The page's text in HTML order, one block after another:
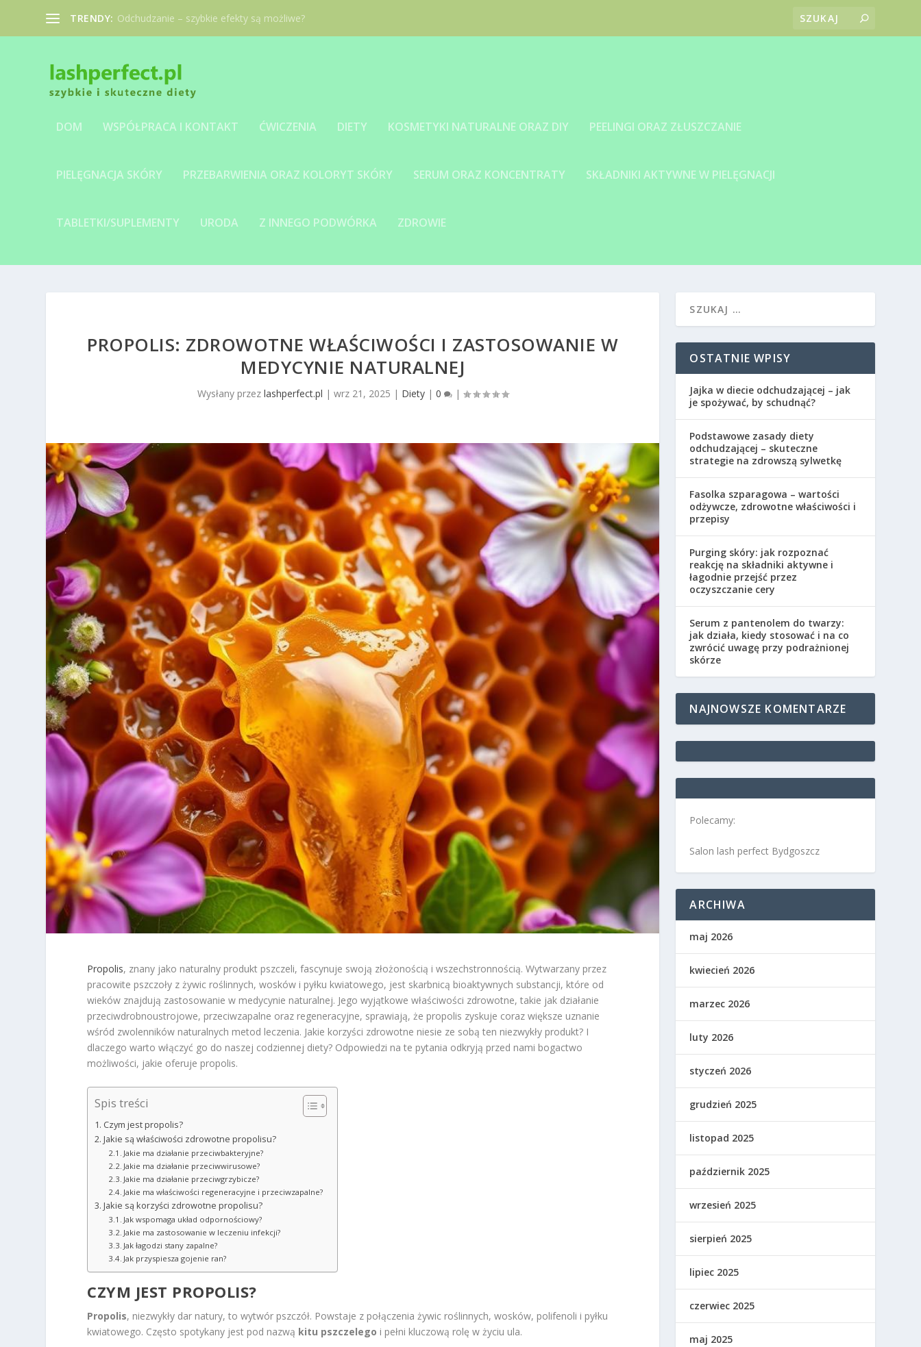
TRENDY: Odchudzanie – szybkie efekty są możliwe?
DOM WSPÓŁPRACA I KONTAKT ĆWICZENIA DIETY KOSMETYKI NATURALNE ORAZ DIY PEELINGI ORAZ ZŁUSZCZANIE
PIELĘGNACJA SKÓRY PRZEBARWIENIA ORAZ KOLORYT SKÓRY SERUM ORAZ KONCENTRATY SKŁADNIKI AKTYWNE W PIELĘGNACJI
TABLETKI/SUPLEMENTY URODA Z INNEGO PODWÓRKA ZDROWIE
PROPOLIS: ZDROWOTNE WŁAŚCIWOŚCI I ZASTOSOWANIE W
MEDYCYNIE NATURALNEJ
Wysłany przez lashperfect.pl | wrz 21, 2025 | Diety| 0 |
Propolis, znany jako naturalny produkt pszczeli, fascynuje swoją złożonością i wszechstronnością. Wytwarzany przez
pracowite pszczoły z żywic roślinnych, wosków i pyłku kwiatowego, jest skarbnicą bioaktywnych substancji, które od
wieków znajdują zastosowanie w medycynie naturalnej. Jego wyjątkowe właściwości zdrowotne, takie jak działanie
przeciwdrobnoustrojowe, przeciwzapalne oraz regeneracyjne, sprawiają, że propolis zyskuje coraz większe uznanie
wśród zwolenników naturalnych metod leczenia. Jakie korzyści zdrowotne niesie ze sobą ten niezwykły produkt? I
dlaczego warto włączyć go do naszej codziennej diety? Odpowiedzi na te pytania odkryją przed nami bogactwo
możliwości, jakie oferuje propolis.
Spis treści
Czym jest propolis?
Jakie są właściwości zdrowotne propolisu?
Jakie ma działanie przeciwbakteryjne?
Jakie ma działanie przeciwwirusowe?
Jakie ma działanie przeciwgrzybicze?
Jakie ma właściwości regeneracyjne i przeciwzapalne?
Jakie są korzyści zdrowotne propolisu?
Jak wspomaga układ odpornościowy?
Jakie ma zastosowanie w leczeniu infekcji?
Jak łagodzi stany zapalne?
Jak przyspiesza gojenie ran?
CZYM JEST PROPOLIS?
Propolis, niezwykły dar natury, to wytwór pszczół. Powstaje z połączenia żywic roślinnych, wosków, polifenoli i pyłku
kwiatowego. Często spotykany jest pod nazwą kitu pszczelego i pełni kluczową rolę w życiu ula.
OSTATNIE WPISY
Jajka w diecie odchudzającej – jak
je spożywać, by schudnąć?
Podstawowe zasady diety
odchudzającej – skuteczne
strategie na zdrowszą sylwetkę
Fasolka szparagowa – wartości
odżywcze, zdrowotne właściwości i
przepisy
Purging skóry: jak rozpoznać
reakcję na składniki aktywne i
łagodnie przejść przez
oczyszczanie cery
Serum z pantenolem do twarzy:
jak działa, kiedy stosować i na co
zwrócić uwagę przy podrażnionej
skórze
NAJNOWSZE KOMENTARZE
Polecamy:
Salon lash perfect Bydgoszcz
ARCHIWA
maj 2026
kwiecień 2026
marzec 2026
luty 2026
styczeń 2026
grudzień 2025
listopad 2025
październik 2025
wrzesień 2025
sierpień 2025
lipiec 2025
czerwiec 2025
maj 2025